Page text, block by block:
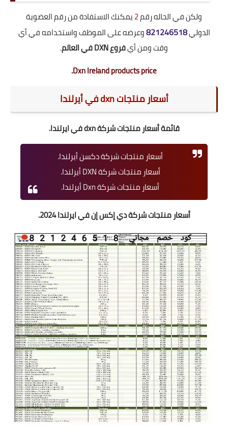
ولكن في الحاله رقم2يمكنك الاستفادة من رقم العضوية
الدولي821246518وعرضه على الموظف واستخدامه في أي
وقت ومن أيفروع DXN في العالم
.
Dxn Irelandproducts price.
أسعار منتجات dxn في أيرلندا
قائمة أسعار منتجات شركة dxn في ايرلندا.
أسعار منتجات شركة دكسن أيرلندا.
أسعار منتجات شركة DXN أيرلندا.
أسعار منتجات شركة Dxn أيرلندا.
أسعار منتجات شركة دي إكس إن في ايرلندا 2024.